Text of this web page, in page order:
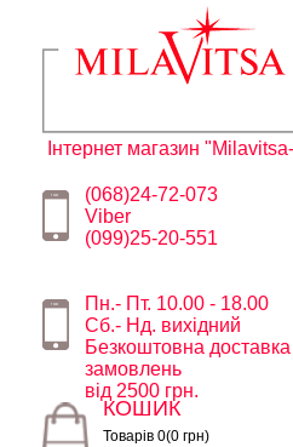
Інтернет магазин
(068)24-72-073
Viber
(099)25-20-551
Пн.- Пт. 10.00 - 18.00
Сб.- Нд. вихідний
Безкоштовна
замовлень
від 2500 грн.
КОШИК
Товарів 0(0 грн)